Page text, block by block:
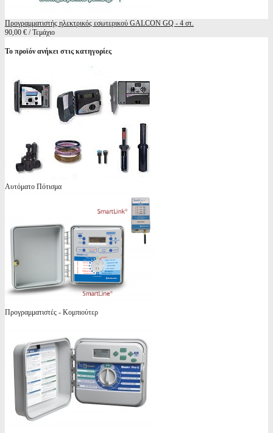
Προγραμματιστής ηλεκτρικός εσωτερικού GALCON GQ - 4 στ.
90,00 € / Τεμάχιο
Το προϊόν ανήκει στις κατηγορίες
Αυτόματο Πότισμα
Προγραμματιστές - Κομπιούτερ